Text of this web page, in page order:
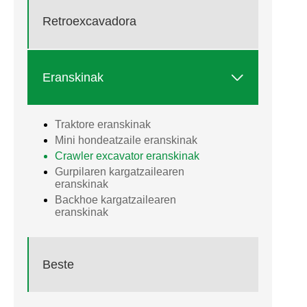
Retroexcavadora
Eranskinak 
Traktore eranskinak
Mini hondeatzaile eranskinak
Crawler excavator eranskinak
Gurpilaren kargatzailearen
eranskinak
Backhoe kargatzailearen
eranskinak
Beste